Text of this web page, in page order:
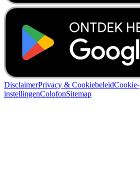
DisclaimerPrivacy & CookiebeleidCookie-
instellingenColofonSitemap